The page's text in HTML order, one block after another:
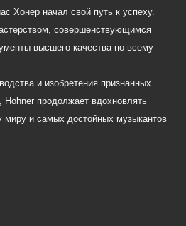
Хонер начал свой путь к успеху.
совершенствующимся
высшего качества по всему
и изобретения признанных
продолжает вдохновлять
миру и самых достойных музыкантов